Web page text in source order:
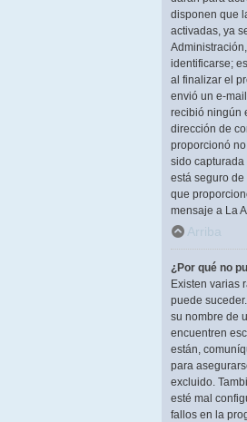
disponen que
activadas, ya
identificarse;
al finalizar el
envió un e-
recibió ningún
dirección de
proporcionó
sido capturada
está seguro de
que
mensaje a La
Arriba
¿Por qué no
Existen varias
puede
su nombre de
encuentren
están,
para
excluido.
esté mal
fallos en la